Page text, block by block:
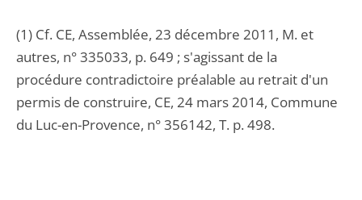
(1) Cf. CE, Assemblée, 23 décembre 2011, M. et
autres, n° 335033, p. 649 ; s'agissant de la
procédure contradictoire préalable au retrait d'un
permis de construire, CE, 24 mars 2014, Commune
du Luc-en-Provence, n° 356142, T. p. 498.